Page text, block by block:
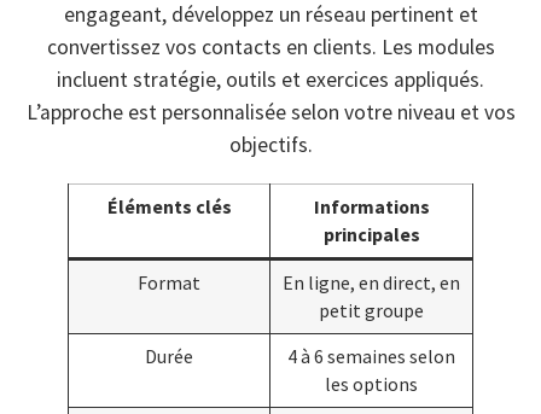
engageant, développez un réseau pertinent et
convertissez vos contacts en clients. Les modules
incluent stratégie, outils et exercices appliqués.
L’approche est personnalisée selon votre niveau et vos
objectifs.
Éléments clés
Informations
principales
Format
En ligne, en direct, en
petit groupe
Durée
4 à 6 semaines selon
les options